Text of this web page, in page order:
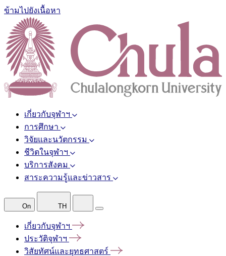
ข้ามไปยังเนื้อหา
เกี่ยวกับจุฬาฯ
การศึกษา
วิจัยและนวัตกรรม
ชีวิตในจุฬาฯ
บริการสังคม
สาระความรู้และข่าวสาร
On TH
เกี่ยวกับจุฬาฯ
ประวัติจุฬาฯ
วิสัยทัศน์และยุทธศาสตร์